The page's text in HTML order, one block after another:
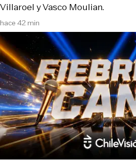
hace 42 min
Villaroel y Vasco Moulian.